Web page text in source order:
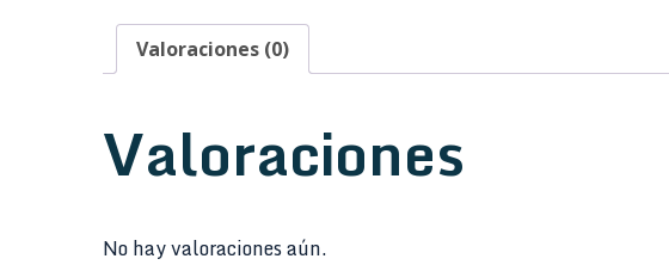
Valoraciones (0)
Valoraciones
No hay valoraciones aún.